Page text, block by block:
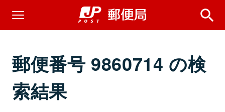
郵便番号 9860714 の検
索結果